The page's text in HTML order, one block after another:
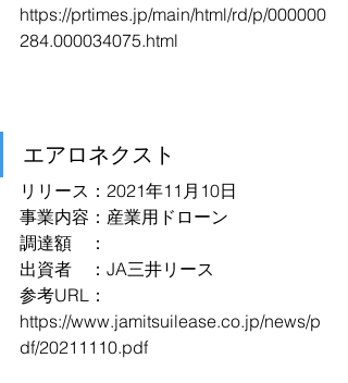
https://prtimes.jp/main/html/rd/p/000000
284.000034075.html
エアロネクスト
リリース：2021年11月10日
事業内容：産業用ドローン
調達額　：
出資者　：JA三井リース
参考URL：
https://www.jamitsuilease.co.jp/news/p
df/20211110.pdf